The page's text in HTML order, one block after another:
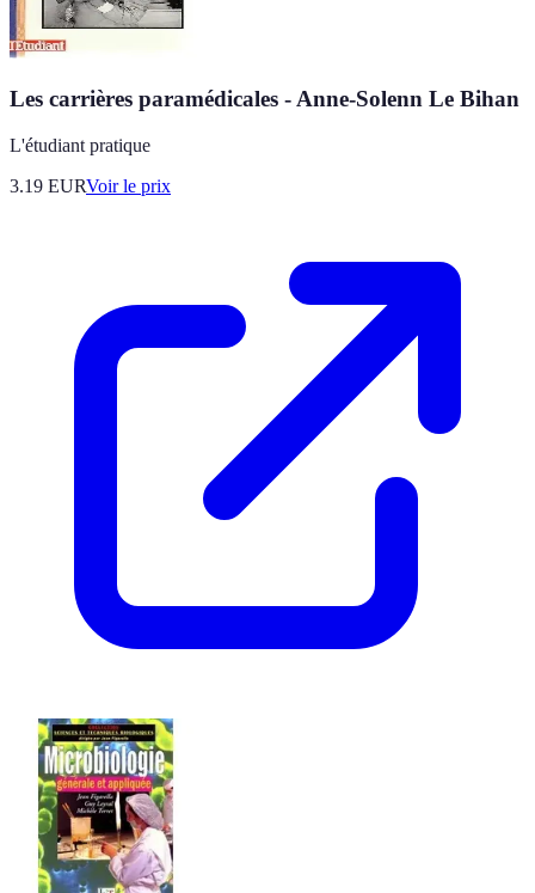
Les carrières paramédicales - Anne-Solenn Le Bihan
L'étudiant pratique
3.19 EURVoir le prix